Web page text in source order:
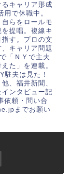
キャリア形成
で休職中。
らをロールモ
提唱。複線キ
す。プロの文
キャリア問題
「ＮＹで主夫
た」を連載。
駐夫は見た！
、福井新聞、
ンタビュー記
頼・問い合
までお願い